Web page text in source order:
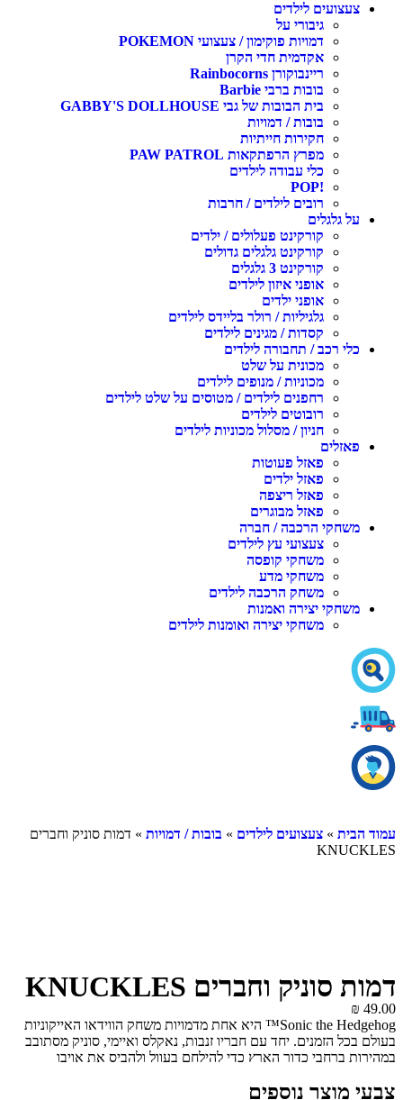
צעצועים לילדים
גיבורי על
דמויות פוקימון / צעצועי POKEMON
אקדמית חדי הקרן
ריינבוקורן Rainbocorns
בובות ברבי Barbie
בית הבובות של גבי GABBY'S DOLLHOUSE
בובות / דמויות
חקירות חייתיות
מפרץ הרפתקאות PAW PATROL
כלי עבודה לילדים
!POP
רובים לילדים / חרבות
על גלגלים
קורקינט פעלולים / ילדים
קורקינט גלגלים גדולים
קורקינט 3 גלגלים
אופני איזון לילדים
אופני ילדים
גלגיליות / רולר בליידס לילדים
קסדות / מגינים לילדים
כלי רכב / תחבורה לילדים
מכונית על שלט
מכוניות / מנופים לילדים
רחפנים לילדים / מטוסים על שלט לילדים
רובוטים לילדים
חניון / מסלול מכוניות לילדים
פאזלים
פאזל פעוטות
פאזל ילדים
פאזל ריצפה
פאזל מבוגרים
משחקי הרכבה / חברה
צעצועי עץ לילדים
משחקי קופסה
משחקי מדע
משחק הרכבה לילדים
משחקי יצירה ואמנות
משחקי יצירה ואומנות לילדים
עמוד הבית » צעצועים לילדים » בובות / דמויות » דמות סוניק וחברים
KNUCKLES
דמות סוניק וחברים KNUCKLES
₪ 49.00
Sonic the Hedgehog™ היא אחת מדמויות משחק הווידאו האייקוניות
בעולם בכל הזמנים. יחד עם חבריו זנבות, נאקלס ואיימי, סוניק מסתובב
במהירות ברחבי כדור הארץ כדי להילחם בעוול ולהביס את אויבו
בטוח תהיה להיט בקרב ילדים ומעריצי סוניק! לדמות אותנטית זו יש גפיים
צבעי מוצר נוספים